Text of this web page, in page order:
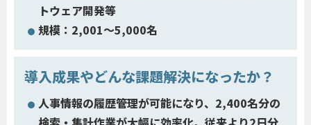
トウェア開発等
規模：2,001～5,000名
導入成果やどんな課題解決になったか？
人事情報の履歴管理が可能になり、2,400名分の